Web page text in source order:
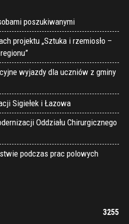
poszukiwanymi
projektu „Sztuka i rzemiosło –
wyjazdy dla uczniów z gminy
Sigiełek i Łazowa
Oddziału Chirurgicznego
podczas prac polowych
3255